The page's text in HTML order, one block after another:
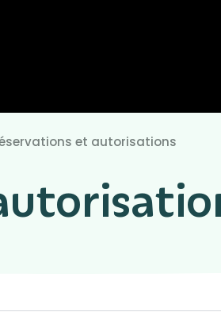
et autorisations